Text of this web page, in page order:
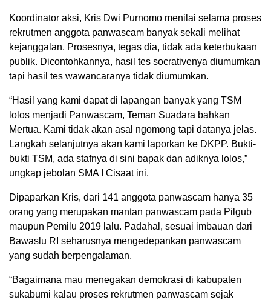
Koordinator aksi, Kris Dwi Purnomo menilai selama proses
rekrutmen anggota panwascam banyak sekali melihat
kejanggalan. Prosesnya, tegas dia, tidak ada keterbukaan
publik. Dicontohkannya, hasil tes socrativenya diumumkan
tapi hasil tes wawancaranya tidak diumumkan.
“Hasil yang kami dapat di lapangan banyak yang TSM
lolos menjadi Panwascam, Teman Suadara bahkan
Mertua. Kami tidak akan asal ngomong tapi datanya jelas.
Langkah selanjutnya akan kami laporkan ke DKPP. Bukti-
bukti TSM, ada stafnya di sini bapak dan adiknya lolos,”
ungkap jebolan SMA I Cisaat ini.
Dipaparkan Kris, dari 141 anggota panwascam hanya 35
orang yang merupakan mantan panwascam pada Pilgub
maupun Pemilu 2019 lalu. Padahal, sesuai imbauan dari
Bawaslu RI seharusnya mengedepankan panwascam
yang sudah berpengalaman.
“Bagaimana mau menegakan demokrasi di kabupaten
sukabumi kalau proses rekrutmen panwascam sejak